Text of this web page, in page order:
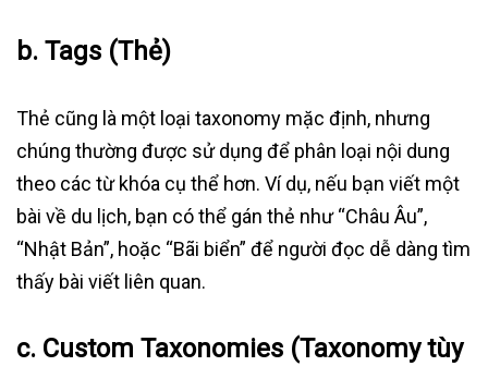
b. Tags (Thẻ)
Thẻ cũng là một loại taxonomy mặc định, nhưng
chúng thường được sử dụng để phân loại nội dung
theo các từ khóa cụ thể hơn. Ví dụ, nếu bạn viết một
bài về du lịch, bạn có thể gán thẻ như “Châu Âu”,
“Nhật Bản”, hoặc “Bãi biển” để người đọc dễ dàng tìm
thấy bài viết liên quan.
c. Custom Taxonomies (Taxonomy tùy